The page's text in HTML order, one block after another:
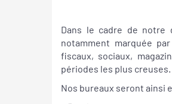
Dans le cadre de notre
notamment marquée
fiscaux, sociaux,
périodes les plus creuses.
Nos bureaux seront ainsi